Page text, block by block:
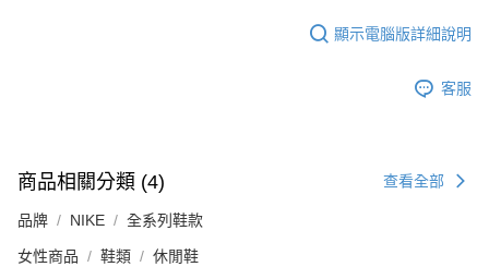
顯示電腦版詳細說明
客服
商品相關分類 (4) 查看全部
品牌 NIKE 全系列鞋款
女性商品 鞋類 休閒鞋